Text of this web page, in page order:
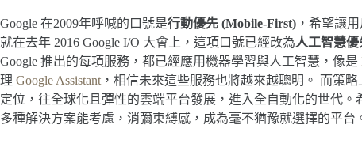
Google 在2009年呼喊的口號是行動優先 (Mobile-First) ，希望讓
就在去年 2016 Google I/O 大會上，這項口號已經改為人工智慧
Google 推出的每項服務，都已經應用機器學習與人工智慧，像是
理 Google Assistant ，相信未來這些服務也將越來越聰明。 而策
定位，往全球化且彈性的雲端平台發展，進入全自動化的世代
多種解決方案能考慮，消彌束縛感，成為毫不猶豫就選擇的平台